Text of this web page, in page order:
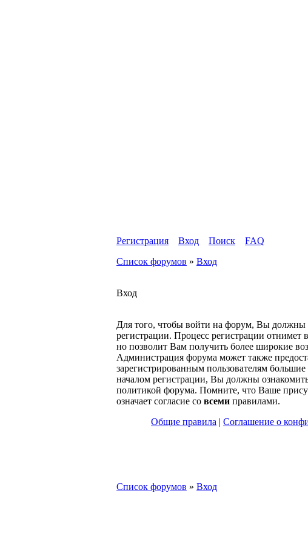
Регистрация Вход Поиск
FAQ
Список форумов » Вход
Вход
Для того, чтобы войти на форум, Вы должны
регистрации. Процесс регистрации отнимет
но позволит Вам получить более широкие
Администрация форума может также
зарегистрированным пользователям
началом регистрации, Вы должны
политикой форума. Помните, что Ваше
означает согласие со всеми правилами.
Общие правила | Соглашение о
Список форумов » Вход